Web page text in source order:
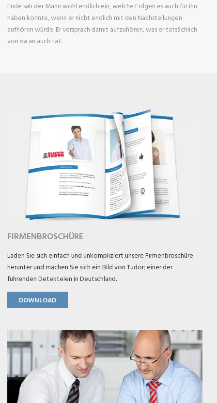
Ende sah der Mann wohl endlich ein, welche Folgen es auch für ihn
haben könnte, wenn er nicht endlich mit den Nachstellungen
aufhören würde. Er versprach damit aufzuhören, was er tatsächlich
von da an auch tat.
FIRMENBROSCHÜRE
Laden Sie sich einfach und unkompliziert unsere Firmenbroschüre
herunter und machen Sie sich ein Bild von Tudor; einer der
führenden Detekteien in Deutschland.
DOWNLOAD